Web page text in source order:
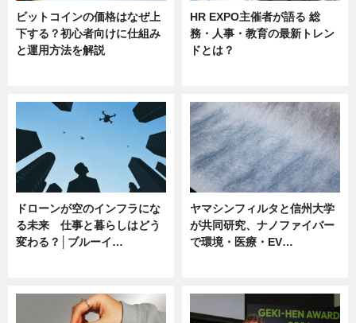
ビットコインの価格はなぜ上
下する？初心者向けに仕組み
と運用方法を解説
HR EXPO主催者が語る 総
務・人事・教育の最新トレン
ドとは？
ドローンが空のインフラにな
る未来 仕事と暮らしはどう
変わる？│ブルーイ…
ヤマシンフィルタと信州大学
が共同研究、ナノファイバー
で環境・医療・EV…